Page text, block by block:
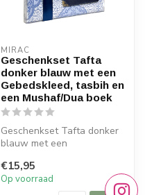
MIRAC
Geschenkset Tafta
donker blauw met een
Gebedskleed, tasbih en
een Mushaf/Dua boek
Geschenkset Tafta donker
blauw met een
Mushaf/Dua boe...
€15,95
Op voorraad